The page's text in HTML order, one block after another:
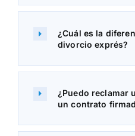
¿Cuál es la
divorcio exprés?
¿Puedo reclamar
un contrato